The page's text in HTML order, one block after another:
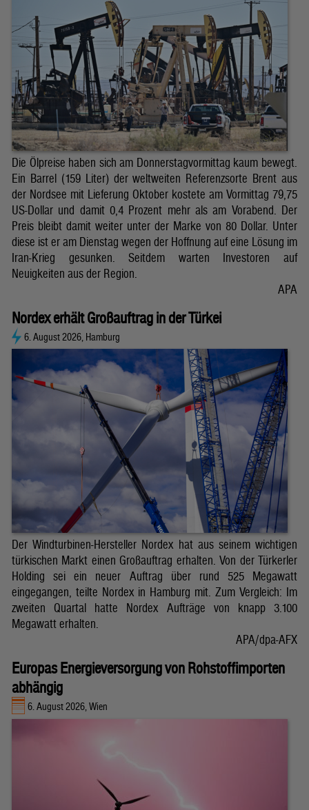
Die Ölpreise haben sich am Donnerstagvormittag kaum bewegt.
Ein Barrel (159 Liter) der weltweiten Referenzsorte Brent aus
der Nordsee mit Lieferung Oktober kostete am Vormittag 79,75
US-Dollar und damit 0,4 Prozent mehr als am Vorabend. Der
Preis bleibt damit weiter unter der Marke von 80 Dollar. Unter
diese ist er am Dienstag wegen der Hoffnung auf eine Lösung im
Iran-Krieg gesunken. Seitdem warten Investoren auf
Neuigkeiten aus der Region.
APA
Nordex erhält Großauftrag in der Türkei
6. August 2026, Hamburg
Der Windturbinen-Hersteller Nordex hat aus seinem wichtigen
türkischen Markt einen Großauftrag erhalten. Von der Türkerler
Holding sei ein neuer Auftrag über rund 525 Megawatt
eingegangen, teilte Nordex in Hamburg mit. Zum Vergleich: Im
zweiten Quartal hatte Nordex Aufträge von knapp 3.100
Megawatt erhalten.
APA/dpa-AFX
Europas Energieversorgung von Rohstoffimporten
abhängig
6. August 2026, Wien